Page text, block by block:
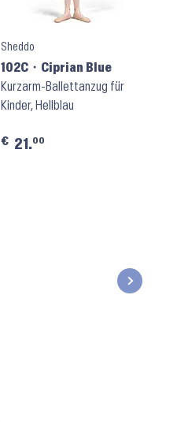
Sheddo
102C ⬝ Ciprian Blue
Kurzarm-Ballettanzug für
Kinder, Hellblau
€ 21.00